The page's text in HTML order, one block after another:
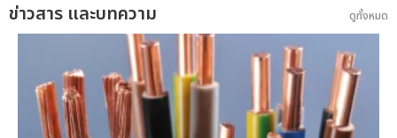
ข่าวสาร และบทความ ดูทั้งหมด